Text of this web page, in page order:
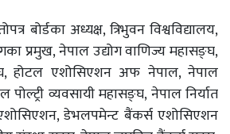
बोर्डका अध्यक्ष, त्रिभुवन विश्वविद्यालय,
प्रमुख, नेपाल उद्योग वाणिज्य महासङ्घ,
होटल एशोसिएशन अफ नेपाल, नेपाल
व्यवसायी महासङ्घ, नेपाल निर्यात
डेभलपमेन्ट बैंकर्स एशोसिएशन